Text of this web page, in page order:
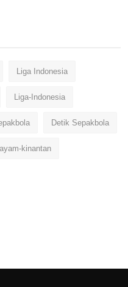
Liga Indonesia
Liga-Indonesia
Detik Sepakbola
ayam-kinantan